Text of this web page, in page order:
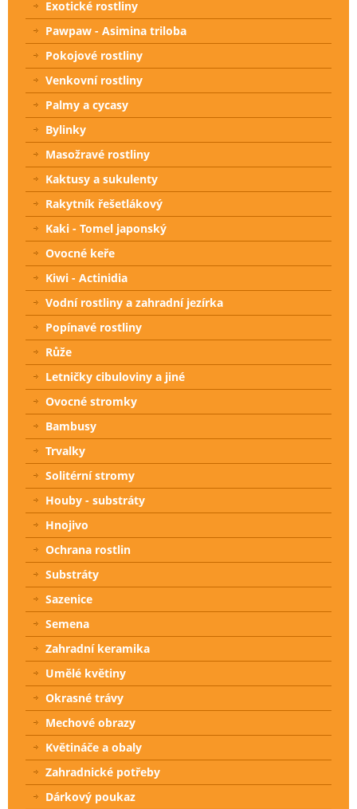
Exotické rostliny
Pawpaw - Asimina triloba
Pokojové rostliny
Venkovní rostliny
Palmy a cycasy
Bylinky
Masožravé rostliny
Kaktusy a sukulenty
Rakytník řešetlákový
Kaki - Tomel japonský
Ovocné keře
Kiwi - Actinidia
Vodní rostliny a zahradní jezírka
Popínavé rostliny
Růže
Letničky cibuloviny a jiné
Ovocné stromky
Bambusy
Trvalky
Solitérní stromy
Houby - substráty
Hnojivo
Ochrana rostlin
Substráty
Sazenice
Semena
Zahradní keramika
Umělé květiny
Okrasné trávy
Mechové obrazy
Květináče a obaly
Zahradnické potřeby
Dárkový poukaz